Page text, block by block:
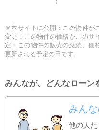
※本サイトに公開：この物件が
変更：この物件の価格がこの
定：この物件の販売の継続、価
更新される予定の日です。
みんなが、どんなローン
みん
他の人